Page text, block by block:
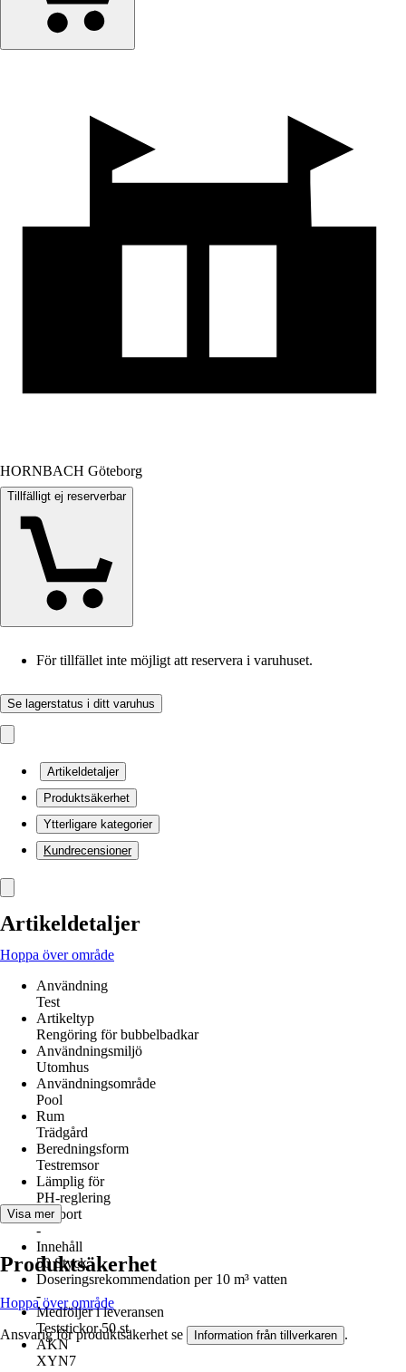
HORNBACH Göteborg
Tillfälligt ej reserverbar
För tillfället inte möjligt att reservera i varuhuset.
Se lagerstatus i ditt varuhus
Artikeldetaljer
Produktsäkerhet
Ytterligare kategorier
Kundrecensioner
Artikeldetaljer
Hoppa över område
Användning
Test
Artikeltyp
Rengöring för bubbelbadkar
Användningsmiljö
Utomhus
Användningsområde
Pool
Rum
Trädgård
Beredningsform
Testremsor
Lämplig för
PH-reglering
Tar bort
-
Innehåll
50 Styck
Doseringsrekommendation per 10 m³ vatten
-
Medföljer i leveransen
Teststickor 50 st.
AKN
XYN7
Visa mer
Produktsäkerhet
Hoppa över område
Ansvarig för produktsäkerhet se Information från tillverkaren .